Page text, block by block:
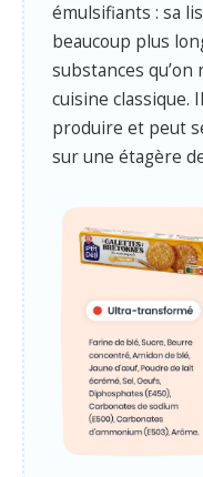
émulsifiants : sa
beaucoup plus
substances
cuisine classique.
produire et peut
sur une étagère